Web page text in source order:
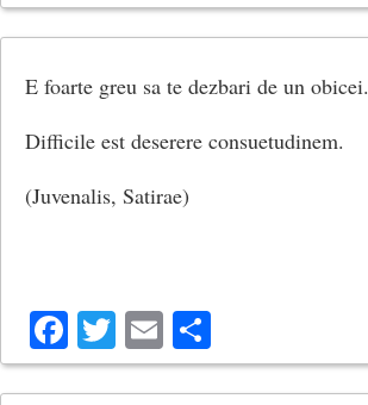
E foarte greu sa te dezbari de un obicei.
Difficile est deserere consuetudinem.
(Juvenalis, Satirae)
Facebook
Twitter
Email